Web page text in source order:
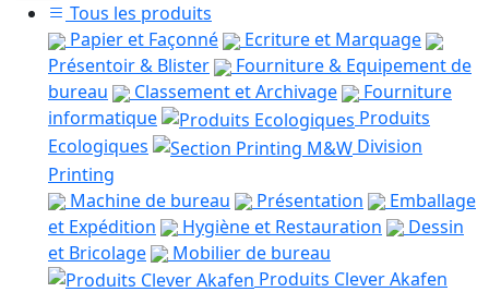
Tous les produits
Papier et Façonné
Ecriture et Marquage
Présentoir & Blister
Fourniture & Equipement de
bureau
Classement et Archivage
Fourniture
informatique
Produits
Ecologiques
Division
Printing
Machine de bureau
Présentation
Emballage
et Expédition
Hygiène et Restauration
Dessin
et Bricolage
Mobilier de bureau
Produits Clever Akafen